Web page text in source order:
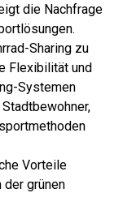
die Nachfrage
Sharing zu
Flexibilität und
Systemen
Vorteile
der grünen